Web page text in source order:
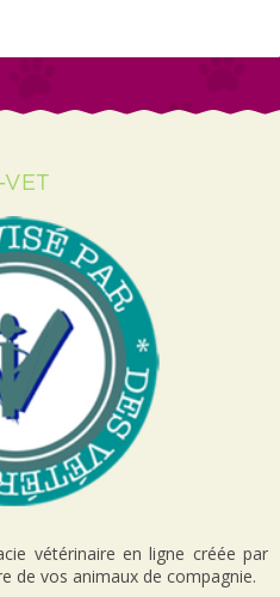
VET
vétérinaire en ligne créée par
de vos animaux de compagnie.